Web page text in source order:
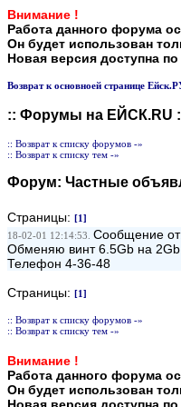
Внимание !
Работа данного форума
Он будет использован
Новая версия доступна
Возврат к основноей странице
:: Форумы на ЕЙСК.RU
:: Возврат к списку форумов -»
:: Возврат к списку тем -»
Форум: Частные
Страницы: [1]
18-02-01 12:14:53. Сообщение
Обменяю винт 6.5Gb на 2Gb
Телефон 4-36-48
Страницы: [1]
:: Возврат к списку форумов -»
:: Возврат к списку тем -»
Внимание !
Работа данного форума
Он будет использован